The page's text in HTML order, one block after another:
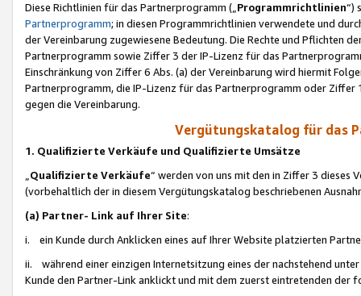
Diese Richtlinien für das Partnerprogramm („Programmrichtlinien“)
Partnerprogramm; in diesen Programmrichtlinien verwendete und
der Vereinbarung zugewiesene Bedeutung. Die Rechte und Pflichten
Partnerprogramm sowie Ziffer 3 der IP-Lizenz für das
Einschränkung von Ziffer 6 Abs. (a) der Vereinbarung wird hiermit
Partnerprogramm, die IP-Lizenz für das Partnerprogramm oder
gegen die Vereinbarung.
Vergütungskatalog für das
1. Qualifizierte Verkäufe und Qualifizierte Umsätze
Qualifizierte Verkäufe“ werden von uns mit den in Ziffer 3
(vorbehaltlich der in diesem Vergütungskatalog beschriebenen
(a) Partner- Link auf Ihrer Site:
i. ein Kunde durch Anklicken eines auf Ihrer Website platzierten
ii. während einer einzigen Internetsitzung eines der nachstehend
Kunde den Partner-Link anklickt und mit dem zuerst eintretenden der